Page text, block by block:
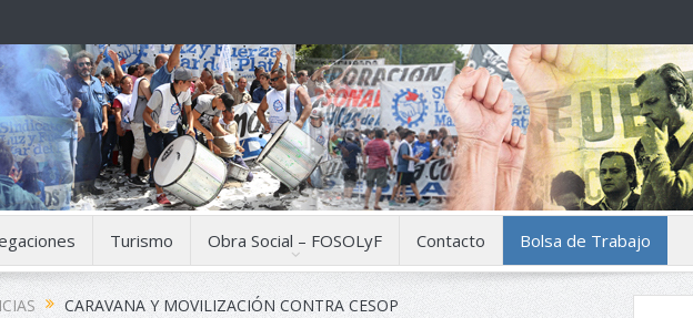
Turismo Obra Social – FOSOLyF Contacto Bolsa de Trabajo
CARAVANA Y MOVILIZACIÓN CONTRA CESOP